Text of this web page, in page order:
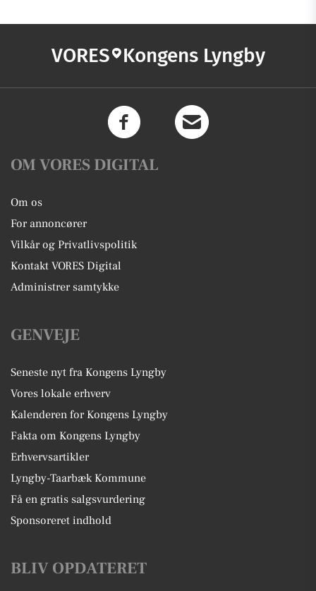
VORES Kongens Lyngby
OM VORES DIGITAL
Om os
For annoncører
Vilkår og Privatlivspolitik
Kontakt VORES Digital
Administrer samtykke
GENVEJE
Seneste nyt fra Kongens Lyngby
Vores lokale erhverv
Kalenderen for Kongens Lyngby
Fakta om Kongens Lyngby
Erhvervsartikler
Lyngby-Taarbæk Kommune
Få en gratis salgsvurdering
Sponsoreret indhold
BLIV OPDATERET